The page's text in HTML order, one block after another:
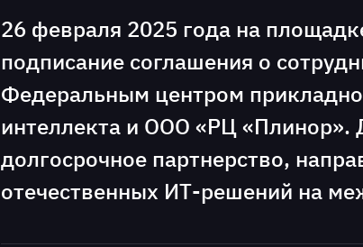
26 февраля 2025 года на
подписание соглашения о
Федеральным центром
интеллекта и ООО «РЦ «Плинор».
долгосрочное партнерство,
отечественных ИТ-решений на